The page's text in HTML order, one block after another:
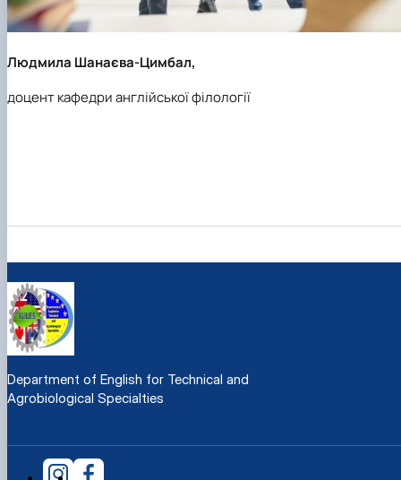
Людмила Шанаєва-Цимбал,
доцент кафедри англійської філології
Department of English for Technical and
Agrobiological Specialties